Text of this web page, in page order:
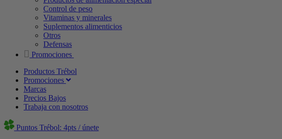
Control de peso
Vitaminas y minerales
Suplementos alimenticios
Otros
Defensas
Promociones
Productos Trébol
Promociones
Marcas
Precios Bajos
Trabaja con nosotros
Puntos Trébol: 4pts / únete